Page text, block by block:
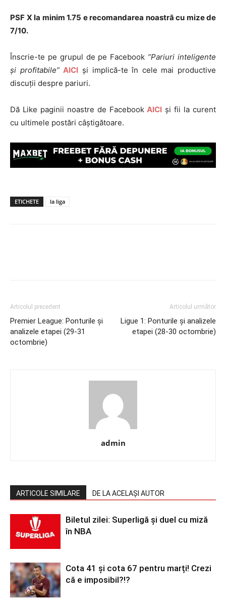
PSF X la minim 1.75 e recomandarea noastră cu mize de
7/10.
Înscrie-te pe grupul de pe Facebook ”Pariuri inteligente
și profitabile” AICI și implică-te în cele mai productive
discuții despre pariuri.
Dă Like paginii noastre de FacebookAICI și fii la curent
cu ultimele postări câștigătoare.
ETICHETE la liga
Articolul precedent
Premier League: Ponturile și
analizele etapei (29-31
octombrie)
Articolul următor
Ligue 1: Ponturile și analizele
etapei (28-30 octombrie)
admin
ARTICOLE SIMILARE DE LA ACELAȘI AUTOR
Biletul zilei: Superligă și duel cu miză
în NBA
Cota 41 și cota 67 pentru marți! Crezi
că e imposibil?!?